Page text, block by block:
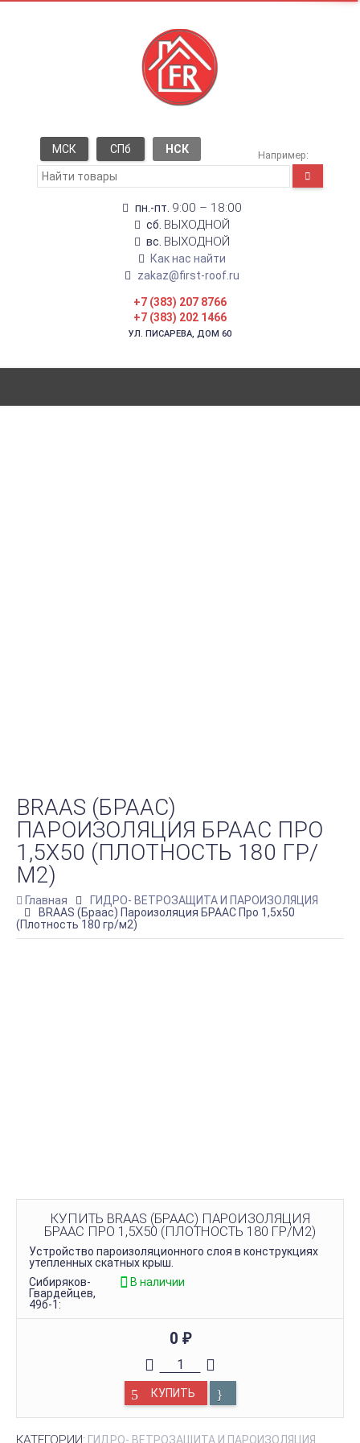
МСК СПб НСК Например:
пн.-пт. 9:00 – 18:00
сб. ВЫХОДНОЙ
вс. ВЫХОДНОЙ
Как нас найти
zakaz@first-roof.ru
+7 (383) 207 8766
+7 (383) 202 1466
УЛ. ПИСАРЕВА, ДОМ 60
BRAAS (БРААС)
ПАРОИЗОЛЯЦИЯ БРААС ПРО
1,5Х50 (ПЛОТНОСТЬ 180 ГР/
М2)
Главная
ГИДРО- ВЕТРОЗАЩИТА И ПАРОИЗОЛЯЦИЯ
BRAAS (Браас) Пароизоляция БРААС Про 1,5х50
(Плотность 180 гр/м2)
КУПИТЬ BRAAS (БРААС) ПАРОИЗОЛЯЦИЯ
БРААС ПРО 1,5Х50 (ПЛОТНОСТЬ 180 ГР/М2)
Устройство пароизоляционного слоя в конструкциях
утепленных скатных крыш.
Сибиряков-
Гвардейцев,
49б-1:
В наличии
0 ₽
КУПИТЬ
КАТЕГОРИИ: ГИДРО- ВЕТРОЗАЩИТА И ПАРОИЗОЛЯЦИЯ